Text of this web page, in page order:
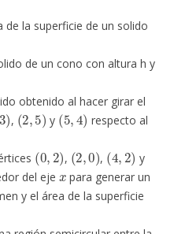
de la superficie de un solido
de un cono con altura h y
obtenido al hacer girar el
)
,
(2,5)
y
(5,4)
respecto al
(0 2)
,
(2 0)
,
(4 2)
y
del eje
x
para generar un
y el área de la superficie